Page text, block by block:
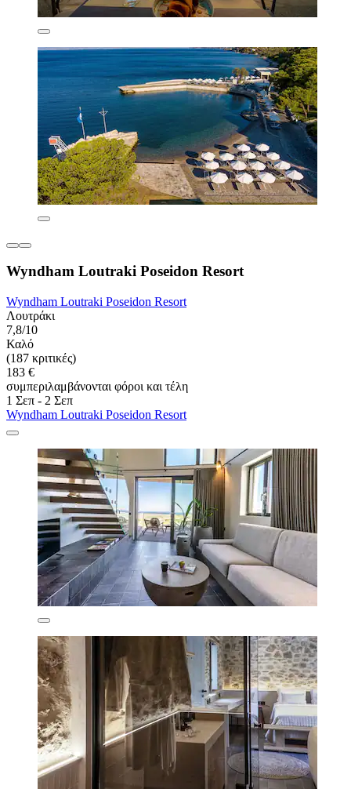
Wyndham Loutraki Poseidon Resort
Wyndham Loutraki Poseidon Resort
Λουτράκι
7,8/10
Καλό
(187 κριτικές)
183 €
συμπεριλαμβάνονται φόροι και τέλη
1 Σεπ - 2 Σεπ
Wyndham Loutraki Poseidon Resort